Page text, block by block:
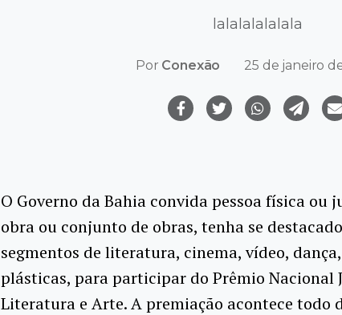
lalalalalalala
Por Conexão 25 de janeiro
O Governo da Bahia convida pessoa física ou
obra ou conjunto de obras, tenha se
segmentos de literatura, cinema, vídeo,
plásticas, para participar do Prêmio Nacional
Literatura e Arte. A premiação acontece todo